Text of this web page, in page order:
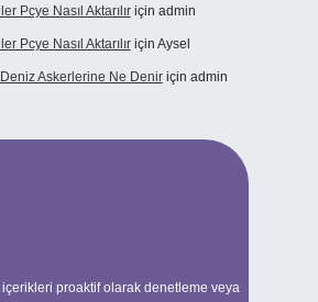
Pcye Nasıl Aktarılıriçin admin
Pcye Nasıl Aktarılıriçin Aysel
Askerlerine Ne Deniriçin admin
içerikleri proaktif olarak denetleme veya